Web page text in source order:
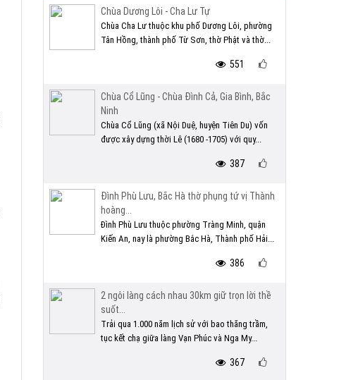
Chùa Dương Lôi - Cha Lư Tự
Chùa Cha Lư thuộc khu phố Dương Lôi, phường
Tân Hồng, thành phố Từ Sơn, thờ Phật và thờ...
551
Chùa Cổ Lũng - Chùa Đình Cả, Gia Bình, Bắc
Ninh
Chùa Cổ Lũng (xã Nội Duệ, huyện Tiên Du) vốn
được xây dựng thời Lê (1680 -1705) với quy...
387
Đình Phù Lưu, Bắc Hà thờ phụng tứ vị Thành
hoàng...
Đình Phù Lưu thuộc phường Tràng Minh, quận
Kiến An, nay là phường Bắc Hà, Thành phố Hải...
386
2 ngôi làng cách nhau 30km giữ trọn lời thề
suốt...
Trải qua 1.000 năm lịch sử với bao thăng trầm,
tục kết chạ giữa làng Vạn Phúc và Nga My...
367